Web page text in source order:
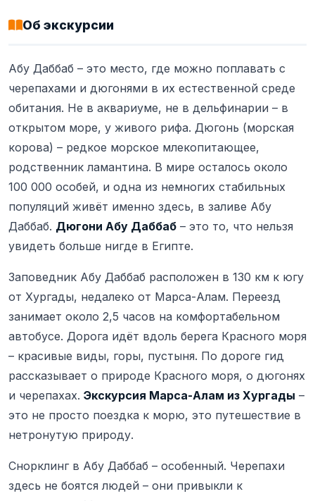
Об экскурсии
Абу Даббаб – это место, где можно поплавать с
черепахами и дюгонями в их естественной среде
обитания. Не в аквариуме, не в дельфинарии – в
открытом море, у живого рифа. Дюгонь (морская
корова) – редкое морское млекопитающее,
родственник ламантина. В мире осталось около
100 000 особей, и одна из немногих стабильных
популяций живёт именно здесь, в заливе Абу
Даббаб. Дюгони Абу Даббаб – это то, что нельзя
увидеть больше нигде в Египте.
Заповедник Абу Даббаб расположен в 130 км к югу
от Хургады, недалеко от Марса-Алам. Переезд
занимает около 2,5 часов на комфортабельном
автобусе. Дорога идёт вдоль берега Красного моря
– красивые виды, горы, пустыня. По дороге гид
рассказывает о природе Красного моря, о дюгонях
и черепахах. Экскурсия Марса-Алам из Хургады –
это не просто поездка к морю, это путешествие в
нетронутую природу.
Снорклинг в Абу Даббаб – особенный. Черепахи
здесь не боятся людей – они привыкли к